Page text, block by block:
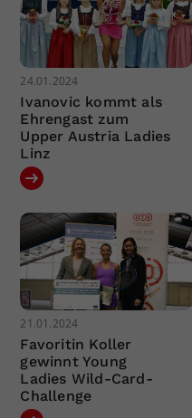
24.01.2024
Ivanovic kommt als
Ehrengast zum
Upper Austria Ladies
Linz
21.01.2024
Favoritin Koller
gewinnt Young
Ladies Wild-Card-
Challenge